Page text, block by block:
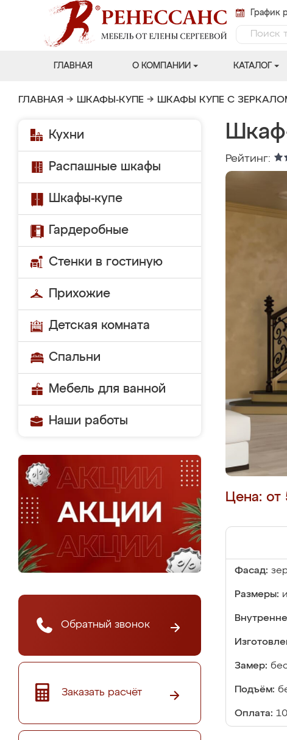
График
ГЛАВНАЯ О КОМПАНИИ КАТАЛОГ
ГЛАВНАЯ → ШКАФЫ-КУПЕ → ШКАФЫ КУПЕ С
Кухни
Распашные шкафы
Шкафы-купе
Гардеробные
Стенки в гостиную
Прихожие
Детская комната
Спальни
Мебель для ванной
Наши работы
Обратный звонок
Заказать расчёт
Рейтинг:
Цена:
Фасад:
Размеры:
Замер:
Подъём:
Оплата: